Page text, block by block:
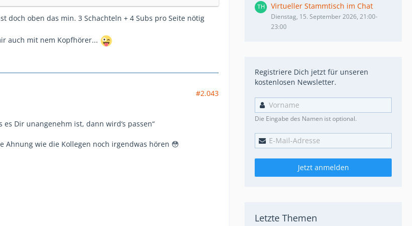
doch oben das min. 3 Schachteln + 4 Subs pro Seite nötig
auch mit nem Kopfhörer...
#2.043
es Dir unangenehm ist, dann wird‘s passen“
Ahnung wie die Kollegen noch irgendwas hören 😳
Virtueller Stammtisch im Chat
Dienstag, 15. September 2026, 21:00-
23:00
Registriere Dich jetzt für unseren
kostenlosen Newsletter.
Die Eingabe des Namen ist optional.
Jetzt anmelden
Letzte Themen